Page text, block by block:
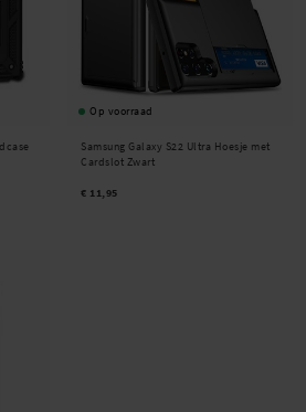
Op voorraad
Samsung Galaxy S22 Ultra Hoesje met
Cardslot Zwart
€ 11,95